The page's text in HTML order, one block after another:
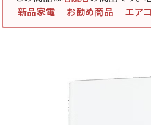
新品家電
お勧め商品 エア